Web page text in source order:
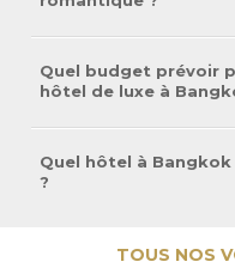
Quel budget prévoir
hôtel de luxe à
Quel hôtel à
?
TOUS NOS